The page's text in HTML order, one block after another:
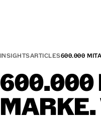
INSIGHTSARTICLES600.000
600.000
MARKE.